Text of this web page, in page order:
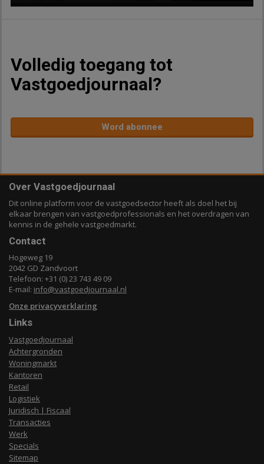
Volledig toegang tot
Vastgoedjournaal?
Word abonnee
Over Vastgoedjournaal
Dit online platform voor de vastgoedsector heeft als doel het bij
elkaar brengen van vastgoedprofessionals en het overdragen van
kennis in de gehele vastgoedmarkt.
Contact
Hogeweg 19
2042 GD Zandvoort
Telefoon: +31 (0) 23 743 49 09
E-mail: info@vastgoedjournaal.nl
Onze privacyverklaring
Links
Vastgoedjournaal
Achtergronden
Woningmarkt
Kantoren
Retail
Logistiek
Juridisch | Fiscaal
Transacties
Werk
Specials
Sitemap